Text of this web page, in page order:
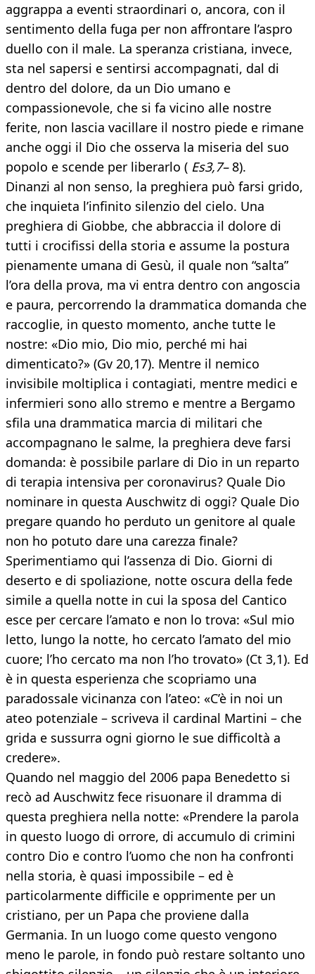
aggrappa a eventi straordinari o, ancora, con il
sentimento della fuga per non affrontare l’aspro
duello con il male. La speranza cristiana, invece,
sta nel sapersi e sentirsi accompagnati, dal di
dentro del dolore, da un Dio umano e
compassionevole, che si fa vicino alle nostre
ferite, non lascia vacillare il nostro piede e rimane
anche oggi il Dio che osserva la miseria del suo
popolo e scende per liberarlo ( Es3,7–8).
Dinanzi al non senso, la preghiera può farsi grido,
che inquieta l’infinito silenzio del cielo. Una
preghiera di Giobbe, che abbraccia il dolore di
tutti i crocifissi della storia e assume la postura
pienamente umana di Gesù, il quale non “salta”
l’ora della prova, ma vi entra dentro con angoscia
e paura, percorrendo la drammatica domanda che
raccoglie, in questo momento, anche tutte le
nostre: «Dio mio, Dio mio, perché mi hai
dimenticato?» (Gv 20,17). Mentre il nemico
invisibile moltiplica i contagiati, mentre medici e
infermieri sono allo stremo e mentre a Bergamo
sfila una drammatica marcia di militari che
accompagnano le salme, la preghiera deve farsi
domanda: è possibile parlare di Dio in un reparto
di terapia intensiva per coronavirus? Quale Dio
nominare in questa Auschwitz di oggi? Quale Dio
pregare quando ho perduto un genitore al quale
non ho potuto dare una carezza finale?
Sperimentiamo qui l’assenza di Dio. Giorni di
deserto e di spoliazione, notte oscura della fede
simile a quella notte in cui la sposa del Cantico
esce per cercare l’amato e non lo trova: «Sul mio
letto, lungo la notte, ho cercato l’amato del mio
cuore; l’ho cercato ma non l’ho trovato» (Ct 3,1). Ed
è in questa esperienza che scopriamo una
paradossale vicinanza con l’ateo: «C’è in noi un
ateo potenziale – scriveva il cardinal Martini – che
grida e sussurra ogni giorno le sue difficoltà a
credere».
Quando nel maggio del 2006 papa Benedetto si
recò ad Auschwitz fece risuonare il dramma di
questa preghiera nella notte: «Prendere la parola
in questo luogo di orrore, di accumulo di crimini
contro Dio e contro l’uomo che non ha confronti
nella storia, è quasi impossibile – ed è
particolarmente difficile e opprimente per un
cristiano, per un Papa che proviene dalla
Germania. In un luogo come questo vengono
meno le parole, in fondo può restare soltanto uno